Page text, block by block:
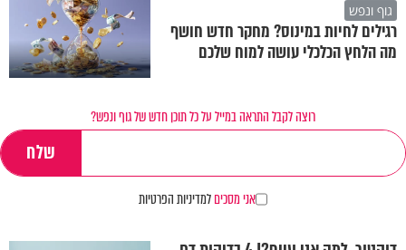
גוף ונפש
רגילים לחיות במינוס? מחקר חדש חושף
מה הלחץ הכלכלי עושה למוח שלכם
רוצה לקבל התראה במייל על כל תוכן חדש של גוף ונפש?
אני מסכיםלמדיניות הפרטיות